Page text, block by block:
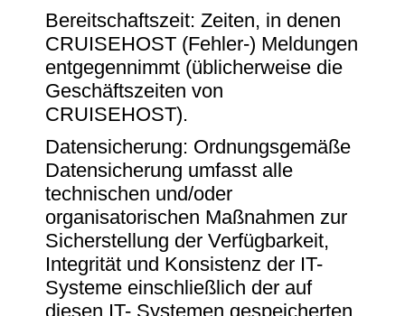
Bereitschaftszeit: Zeiten, in denen
CRUISEHOST (Fehler-) Meldungen
entgegennimmt (üblicherweise die
Geschäftszeiten von
CRUISEHOST).
Datensicherung: Ordnungsgemäße
Datensicherung umfasst alle
technischen und/oder
organisatorischen Maßnahmen zur
Sicherstellung der Verfügbarkeit,
Integrität und Konsistenz der IT-
Systeme einschließlich der auf
diesen IT- Systemen gespeicherten